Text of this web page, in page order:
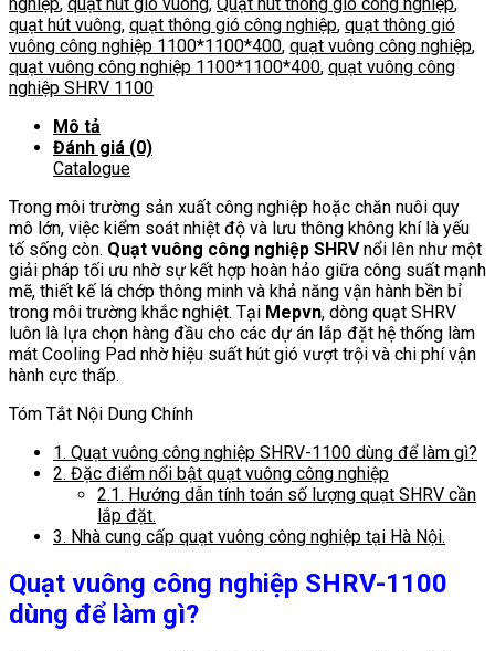
SHRV-
1100
số
lượng
quạt hút vuông, quạt thông gió công nghiệp, quạt thông gió
vuông công nghiệp 1100*1100*400, quạt vuông công nghiệp,
quạt vuông công nghiệp 1100*1100*400, quạt vuông công
nghiệp SHRV 1100
Mô tả
Đánh giá (0)
Catalogue
Trong môi trường sản xuất công nghiệp hoặc chăn nuôi quy
mô lớn, việc kiểm soát nhiệt độ và lưu thông không khí là yếu
tố sống còn. Quạt vuông công nghiệp SHRVnổi lên như một
giải pháp tối ưu nhờ sự kết hợp hoàn hảo giữa công suất mạnh
mẽ, thiết kế lá chớp thông minh và khả năng vận hành bền bỉ
trong môi trường khắc nghiệt. Tại Mepvn, dòng quạt SHRV
luôn là lựa chọn hàng đầu cho các dự án lắp đặt hệ thống làm
mát Cooling Pad nhờ hiệu suất hút gió vượt trội và chi phí vận
hành cực thấp.
Tóm Tắt Nội Dung Chính
1. Quạt vuông công nghiệp SHRV-1100 dùng để làm gì?
2. Đặc điểm nổi bật quạt vuông công nghiệp
2.1. Hướng dẫn tính toán số lượng quạt SHRV cần
lắp đặt.
3. Nhà cung cấp quạt vuông công nghiệp tại Hà Nội.
Quạt vuông công nghiệp SHRV-1100
dùng để làm gì?